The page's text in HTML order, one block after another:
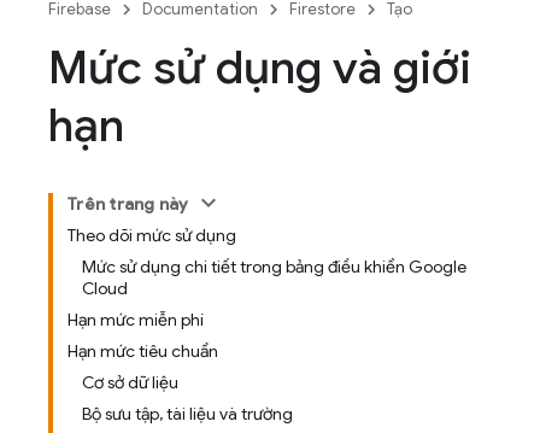
Firebase Documentation Firestore Tạo
Mức sử dụng và giới
hạn
Trên trang này
Theo dõi mức sử dụng
Mức sử dụng chi tiết trong bảng điều khiển Google
Cloud
Hạn mức miễn phí
Hạn mức tiêu chuẩn
Cơ sở dữ liệu
Bộ sưu tập, tài liệu và trường